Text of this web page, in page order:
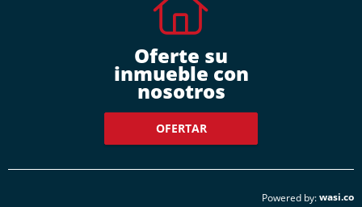
Oferte su
inmueble con
nosotros
OFERTAR
Powered by:wasi.co